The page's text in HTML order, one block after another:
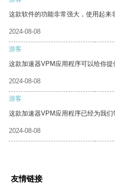
这款软件的功能非常强大，使用起来
2024-08-08
游客
这款加速器VPM应用程序可以给你提
2024-08-08
游客
这款加速器VPM应用程序已经为我们
2024-08-08
友情链接